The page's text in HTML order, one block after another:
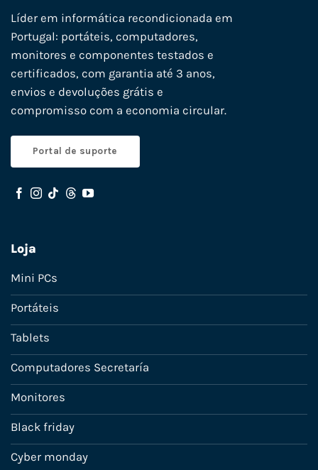
Líder em informática recondicionada em
Portugal: portáteis, computadores,
monitores e componentes testados e
certificados, com garantia até 3 anos,
envios e devoluções grátis e
compromisso com a economia circular.
Portal de suporte
Loja
Mini PCs
Portáteis
Tablets
Computadores Secretaría
Monitores
Black friday
Cyber monday